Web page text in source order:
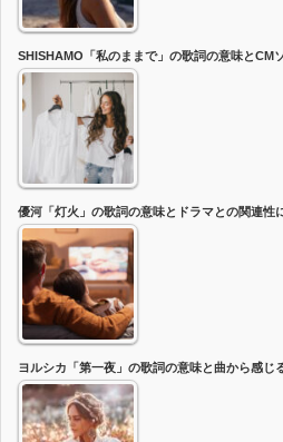
SHISHAMO「私のままで」の歌詞の意味とCM
優河「灯火」の歌詞の意味とドラマとの関連性
ヨルシカ「第一夜」の歌詞の意味と曲から感じ